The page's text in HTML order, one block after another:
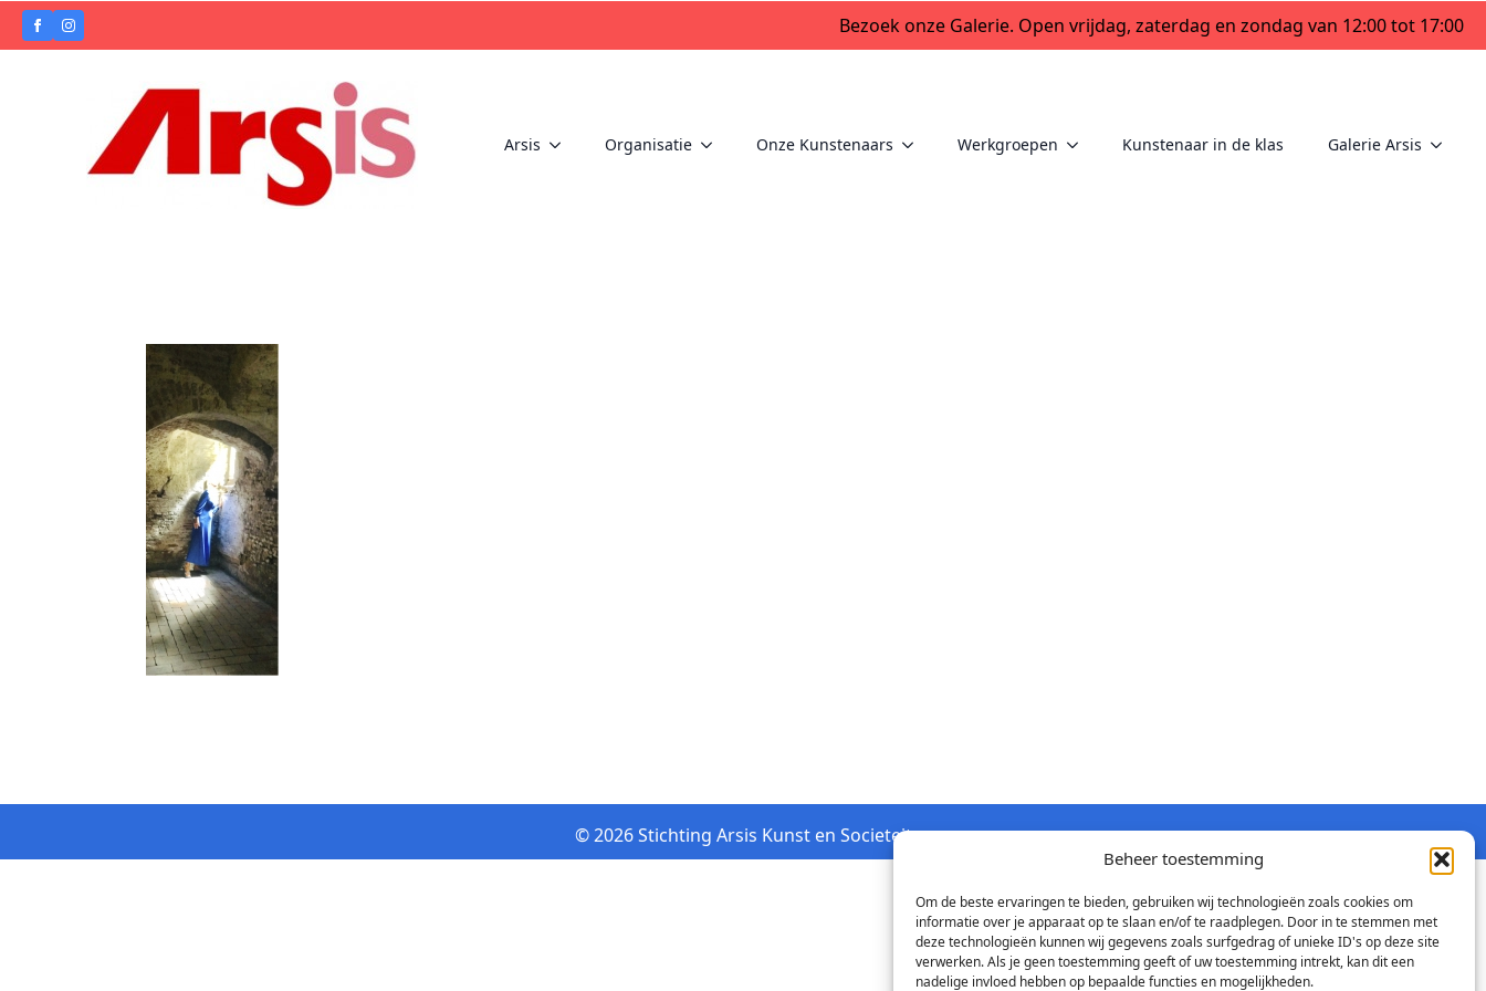
Beheer toestemming
Om de beste ervaringen te bieden, gebruiken wij technologieën zoals cookies om
informatie over je apparaat op te slaan en/of te raadplegen. Door in te stemmen met
deze technologieën kunnen wij gegevens zoals surfgedrag of unieke ID's op deze site
verwerken. Als je geen toestemming geeft of uw toestemming intrekt, kan dit een
nadelige invloed hebben op bepaalde functies en mogelijkheden.
Bezoek onze Galerie. Open vrijdag, zaterdag en zondag van 12:00 tot 17:00
Arsis Organisatie Onze Kunstenaars Werkgroepen Kunstenaar in de klas Galerie Arsis
© 2026 Stichting Arsis Kunst en Societeit